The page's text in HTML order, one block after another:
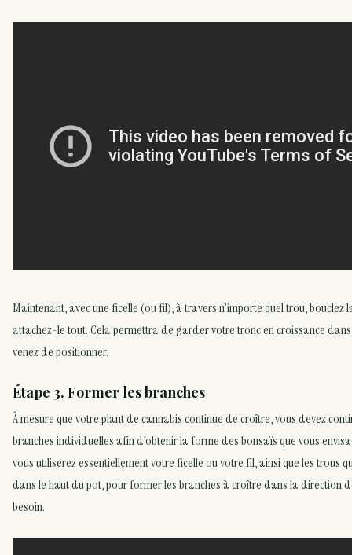
Maintenant, avec une ficelle (ou fil), à travers n’importe quel trou, bouclez
attachez-le tout. Cela permettra de garder votre tronc en croissance
venez de positionner.
Étape 3. Former les branches
À mesure que votre plant de cannabis continue de croître, vous devez
branches individuelles afin d’obtenir la forme des bonsaïs que vous
vous utiliserez essentiellement votre ficelle ou votre fil, ainsi que les trous
dans le haut du pot, pour former les branches à croître dans la direction
besoin.